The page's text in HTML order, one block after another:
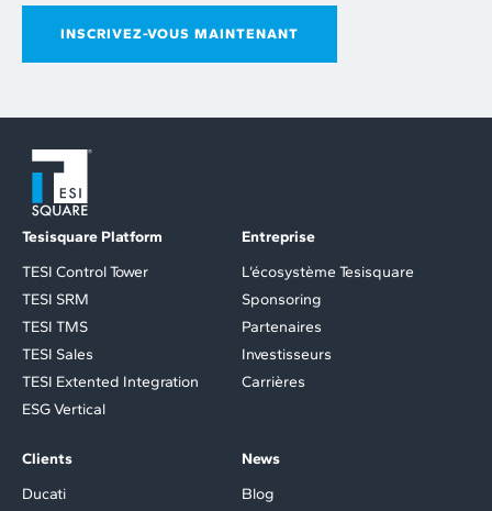
INSCRIVEZ-VOUS MAINTENANT
Tesisquare Platform
TESI Control Tower
TESI SRM
TESI TMS
TESI Sales
TESI Extented Integration
ESG Vertical
Entreprise
L’écosystème Tesisquare
Sponsoring
Partenaires
Investisseurs
Carrières
Clients
Ducati
News
Blog